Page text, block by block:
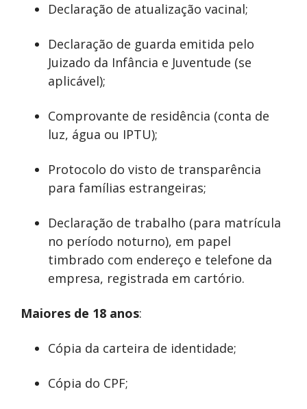
Declaração de atualização vacinal;
Declaração de guarda emitida pelo
Juizado da Infância e Juventude (se
aplicável);
Comprovante de residência (conta de
luz, água ou IPTU);
Protocolo do visto de transparência
para famílias estrangeiras;
Declaração de trabalho (para matrícula
no período noturno), em papel
timbrado com endereço e telefone da
empresa, registrada em cartório.
Maiores de 18 anos:
Cópia da carteira de identidade;
Cópia do CPF;